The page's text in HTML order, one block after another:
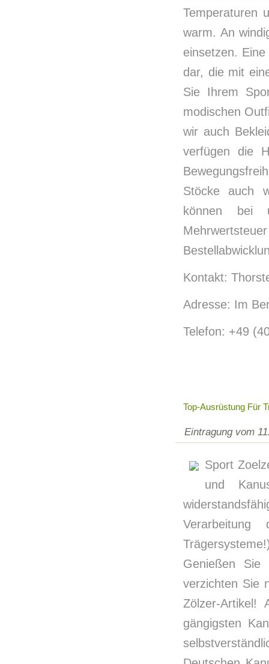
Temperaturen
warm. An
einsetzen.
dar, die mit
Sie Ihrem
modischen
wir auch
verfügen die
Stöcke auch
können bei
Kontakt:
Adresse: Im
Telefon: +49
Top-Ausrüstung Für
Eintragung vom
Sport
und
Genießen
verzichten Sie
Zölzer-
gängigsten